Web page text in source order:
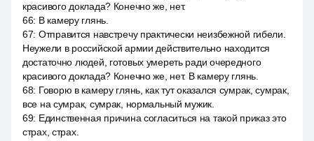
красивого доклада? Конечно же, нет.
66: В камеру глянь.
67: Отправится навстречу практически неизбежной гибели.
Неужели в российской армии действительно находится
достаточно людей, готовых умереть ради очередного
красивого доклада? Конечно же, нет. В камеру глянь.
68: Говорю в камеру глянь, как тут оказался сумрак, сумрак,
все на сумрак, сумрак, нормальный мужик.
69: Единственная причина согласиться на такой приказ это
страх, страх.